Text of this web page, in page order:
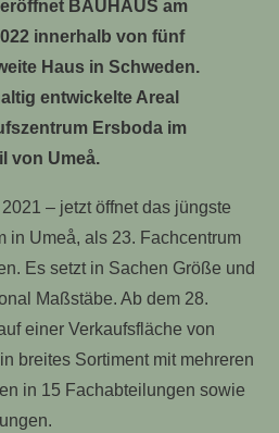
BAUHAUS am
innerhalb von fünf
Haus in Schweden.
entwickelte Areal
Ersboda im
von Umeå.
– jetzt öffnet das jüngste
in Umeå, als 23. Fachcentrum
Es setzt in Sachen Größe und
Maßstäbe. Ab dem 28.
einer Verkaufsfläche von
breites Sortiment mit mehreren
in 15 Fachabteilungen sowie